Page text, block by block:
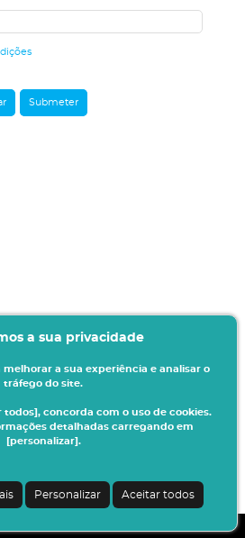
a sua privacidade
a sua experiência e analisar o
tráfego do site.
concorda com o uso de cookies.
detalhadas carregando em
[personalizar].
Personalizar Aceitar todos